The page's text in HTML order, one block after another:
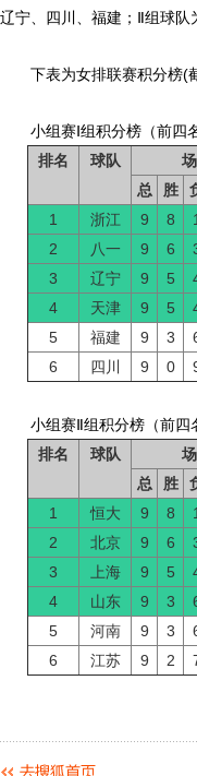
辽宁、四川、福建；Ⅱ组球
下表为女排联赛积分榜(截
小组赛Ⅰ组积分榜（前四名
排名
球队
总
胜
1
浙江 9 8 1
2
八一 9 6
3
辽宁 9 5
4
天津 9 5
5
福建 9 3
6
四川 9 0
小组赛Ⅱ组积分榜（前四
排名
球队
总
胜
1
恒大 9 8 1
2
北京 9 6
3
上海 9 5
4
山东 9 3
5
河南 9 3
6
江苏 9 2